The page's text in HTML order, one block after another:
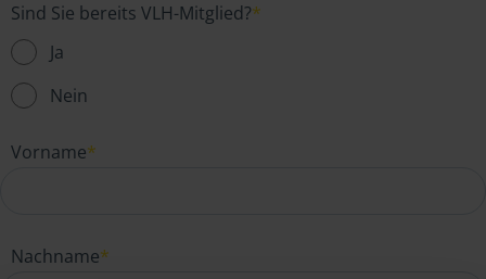
Sind Sie bereits VLH-Mitglied?*
Ja
Nein
Vorname*
Nachname*